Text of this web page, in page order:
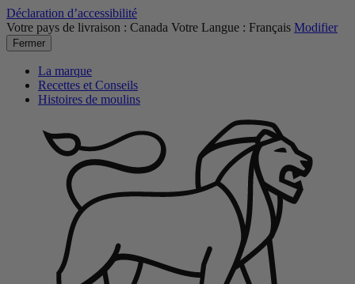
Déclaration d’accessibilité
Votre pays de livraison : Canada Votre Langue : Français Modifier
Fermer
La marque
Recettes et Conseils
Histoires de moulins